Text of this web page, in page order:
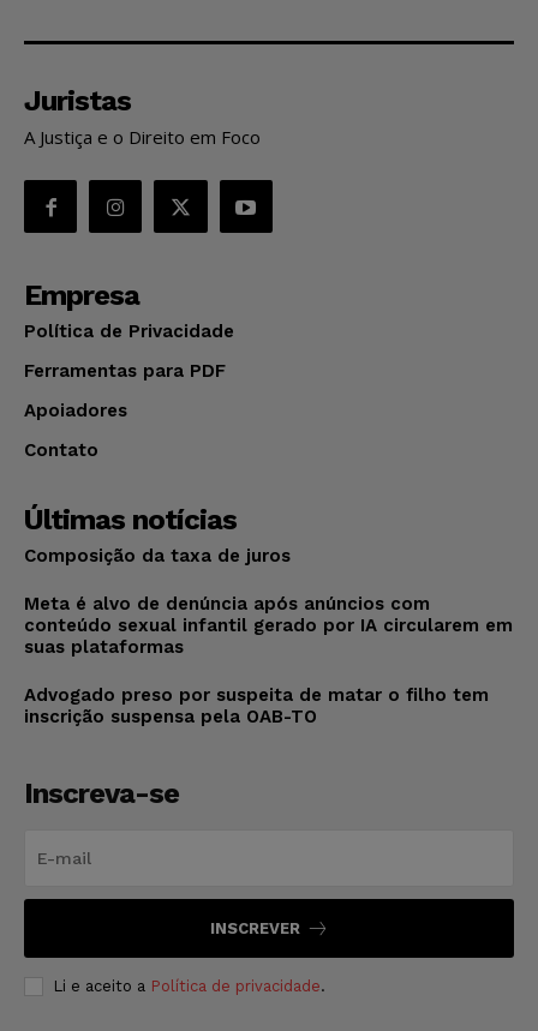
Juristas
A Justiça e o Direito em Foco
Empresa
Política de Privacidade
Ferramentas para PDF
Apoiadores
Contato
Últimas notícias
Composição da taxa de juros
Meta é alvo de denúncia após anúncios com
conteúdo sexual infantil gerado por IA circularem em
suas plataformas
Advogado preso por suspeita de matar o filho tem
inscrição suspensa pela OAB-TO
Inscreva-se
INSCREVER
Li e aceito a Política de privacidade.